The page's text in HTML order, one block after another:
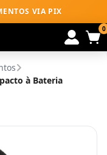
VIA PIX
0
à Bateria